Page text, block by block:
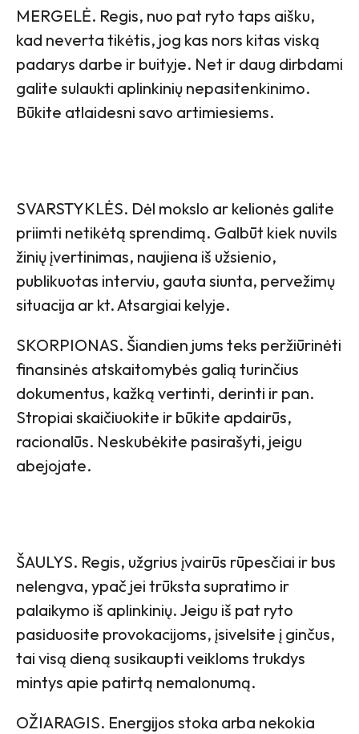
MERGELĖ. Regis, nuo pat ryto taps aišku,
kad neverta tikėtis, jog kas nors kitas viską
padarys darbe ir buityje. Net ir daug dirbdami
galite sulaukti aplinkinių nepasitenkinimo.
Būkite atlaidesni savo artimiesiems.
SVARSTYKLĖS. Dėl mokslo ar kelionės galite
priimti netikėtą sprendimą. Galbūt kiek nuvils
žinių įvertinimas, naujiena iš užsienio,
publikuotas interviu, gauta siunta, pervežimų
situacija ar kt. Atsargiai kelyje.
SKORPIONAS. Šiandien jums teks peržiūrinėti
finansinės atskaitomybės galią turinčius
dokumentus, kažką vertinti, derinti ir pan.
Stropiai skaičiuokite ir būkite apdairūs,
racionalūs. Neskubėkite pasirašyti, jeigu
abejojate.
ŠAULYS. Regis, užgrius įvairūs rūpesčiai ir bus
nelengva, ypač jei trūksta supratimo ir
palaikymo iš aplinkinių. Jeigu iš pat ryto
pasiduosite provokacijoms, įsivelsite į ginčus,
tai visą dieną susikaupti veikloms trukdys
mintys apie patirtą nemalonumą.
OŽIARAGIS. Energijos stoka arba nekokia